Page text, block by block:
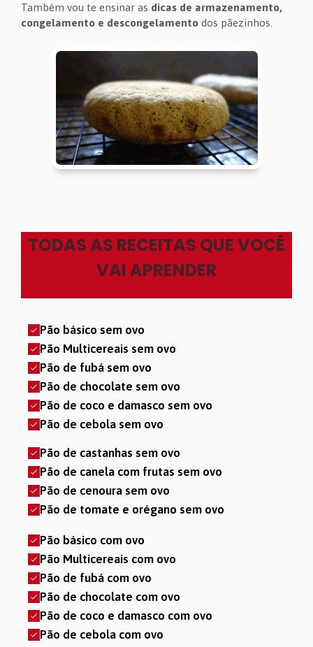
Também vou te ensinar as dicas de armazenamento,
congelamento e descongelamento dos pãezinhos.
TODAS AS RECEITAS QUE VOCÊ
VAI APRENDER
Pão básico sem ovo
Pão Multicereais sem ovo
Pão de fubá sem ovo
Pão de chocolate sem ovo
Pão de coco e damasco sem ovo
Pão de cebola sem ovo
Pão de castanhas sem ovo
Pão de canela com frutas sem ovo
Pão de cenoura sem ovo
Pão de tomate e orégano sem ovo
Pão básico com ovo
Pão Multicereais com ovo
Pão de fubá com ovo
Pão de chocolate com ovo
Pão de coco e damasco com ovo
Pão de cebola com ovo